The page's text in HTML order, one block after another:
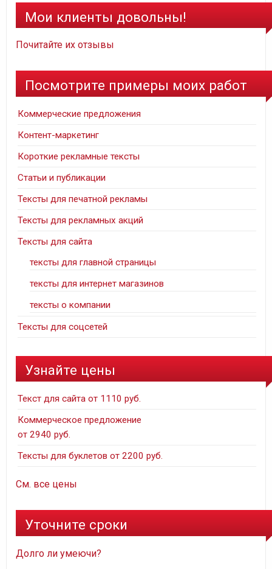
Мои клиенты довольны!
Почитайте их отзывы
Посмотрите примеры моих работ
Коммерческие предложения
Контент-маркетинг
Короткие рекламные тексты
Статьи и публикации
Тексты для печатной рекламы
Тексты для рекламных акций
Тексты для сайта
тексты для главной страницы
тексты для интернет магазинов
тексты о компании
Тексты для соцсетей
Узнайте цены
Текст для сайта от 1110 руб.
Коммерческое предложение
от 2940 руб.
Тексты для буклетов от 2200 руб.
См. все цены
Уточните сроки
Долго ли умеючи?